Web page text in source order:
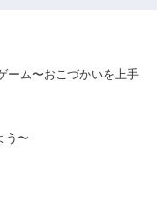
ーム〜おこづかいを上手
う〜